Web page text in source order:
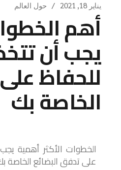
يناير 18, 2021 حول العالم
أهم
يجب أن
للحفاظ
الخاصة بك
الخطوات الأكثر أهمية
على تدفق البضائع الخاصة